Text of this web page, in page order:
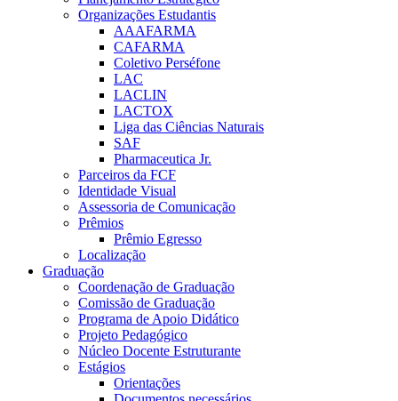
Organizações Estudantis
AAAFARMA
CAFARMA
Coletivo Perséfone
LAC
LACLIN
LACTOX
Liga das Ciências Naturais
SAF
Pharmaceutica Jr.
Parceiros da FCF
Identidade Visual
Assessoria de Comunicação
Prêmios
Prêmio Egresso
Localização
Graduação
Coordenação de Graduação
Comissão de Graduação
Programa de Apoio Didático
Projeto Pedagógico
Núcleo Docente Estruturante
Estágios
Orientações